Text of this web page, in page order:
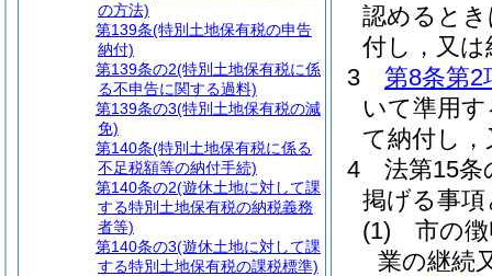
認めると
付し，又
3
第8条第2
いて準用
て納付し
4
法第15
掲げる事
(1)
市の
業の継続
の方法)
第139条(特別土地保有税の申告
納付)
第139条の2(特別土地保有税に係
る不申告に関する過料)
第139条の3(特別土地保有税の減
免)
第140条(特別土地保有税に係る
不足税額等の納付手続)
第140条の2(遊休土地に対して課
する特別土地保有税の納税義務
者等)
第140条の3(遊休土地に対して課
する特別土地保有税の課税標準)